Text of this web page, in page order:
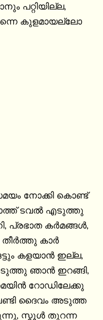
പറ്റിയില്ല,
കുളമായല്ലോ
നോക്കി കൊണ്ട്
ടവൽ എടുത്തു
പ്രഭാത കർമങ്ങൾ,
തീർത്തു കാർ
കളയാൻ ഇല്ല,
ഞാൻ ഇറങ്ങി,
റോഡിലേക്കു
ദൈവം അടുത്ത
സ്കൂൾ തുറന്ന